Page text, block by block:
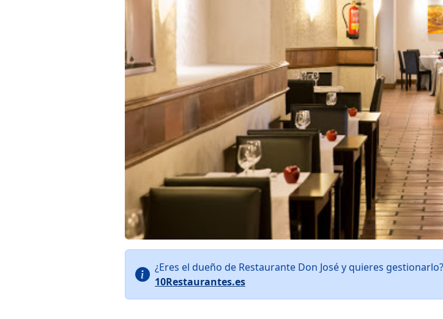
¿Eres el dueño de Restaurante Don José y quieres
10Restaurantes.es